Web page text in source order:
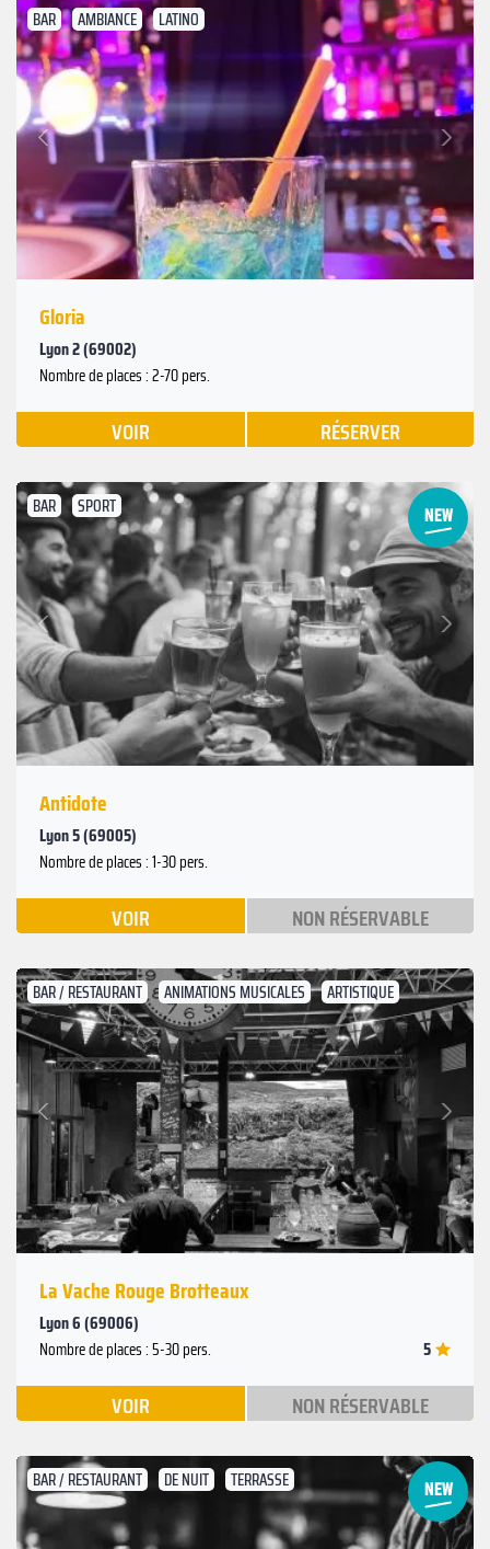
BAR AMBIANCE LATINO
Précédent
Suivant
Gloria
Lyon 2 (69002)
Nombre de places : 2-70 pers.
VOIR RÉSERVER
BAR SPORT
Précédent
Suivant
Antidote
Lyon 5 (69005)
Nombre de places : 1-30 pers.
VOIR NON RÉSERVABLE
BAR / RESTAURANT ANIMATIONS MUSICALES ARTISTIQUE
Précédent
Suivant
La Vache Rouge Brotteaux
Lyon 6 (69006)
Nombre de places : 5-30 pers. 5
VOIR NON RÉSERVABLE
BAR / RESTAURANT DE NUIT TERRASSE